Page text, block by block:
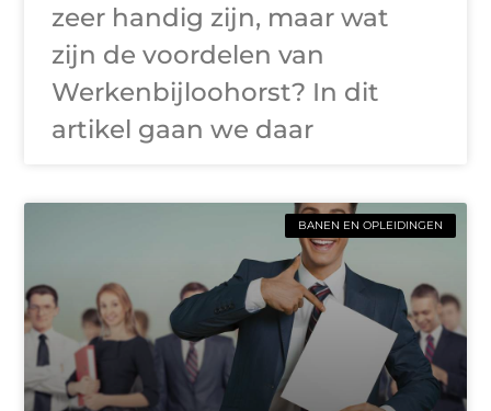
zeer handig zijn, maar wat
zijn de voordelen van
Werkenbijloohorst? In dit
artikel gaan we daar
BANEN EN OPLEIDINGEN